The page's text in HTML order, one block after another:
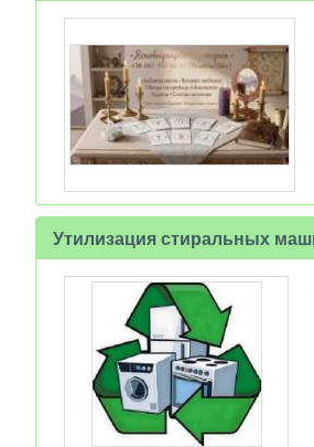
Утилизация стиральных